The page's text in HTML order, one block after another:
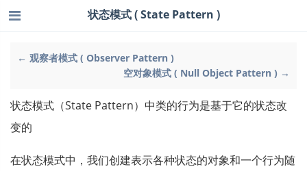
← 观察者模式 ( Observer Pattern )
空对象模式 ( Null Object Pattern ) →
状态模式 ( State Pattern )
状态模式（State Pattern）中类的行为是基于它的状态改
变的
在状态模式中，我们创建表示各种状态的对象和一个行为随